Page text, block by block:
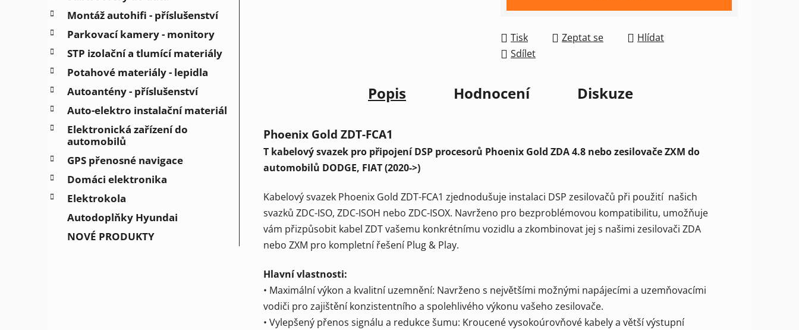
Montáž autohifi - příslušenství
Parkovací kamery - monitory
STP izolační a tlumící materiály
Potahové materiály - lepidla
Autoantény - příslušenství
Auto-elektro instalační materiál
Elektronická zařízení do
automobilů
GPS přenosné navigace
Domáci elektronika
Elektrokola
Autodoplňky Hyundai
NOVÉ PRODUKTY
Tisk Zeptat se
Hlídat
Sdílet
Popis Hodnocení Diskuze
Phoenix Gold ZDT-FCA1
T kabelový svazek pro připojení DSP procesorů Phoenix Gold ZDA 4.8 nebo zesilovače ZXM do
automobilů DODGE, FIAT (2020->)
Kabelový svazek Phoenix Gold ZDT-FCA1 zjednodušuje instalaci DSP zesilovačů při použití našich
svazků ZDC-ISO, ZDC-ISOH nebo ZDC-ISOX. Navrženo pro bezproblémovou kompatibilitu, umožňuje
vám přizpůsobit kabel ZDT vašemu konkrétnímu vozidlu a zkombinovat jej s našimi zesilovači ZDA
nebo ZXM pro kompletní řešení Plug & Play.
Hlavní vlastnosti:
• Maximální výkon a kvalitní uzemnění: Navrženo s největšími možnými napájecími a uzemňovacími
vodiči pro zajištění konzistentního a spolehlivého výkonu vašeho zesilovače.
• Vylepšený přenos signálu a redukce šumu: Kroucené vysokoúrovňové kabely a větší výstupní